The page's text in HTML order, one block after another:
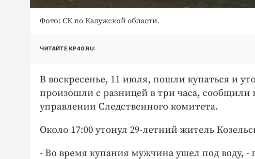
Фото: СК по Калужской области.
ЧИТАЙТЕ KP40.RU:
В воскресенье, 11 июля, пошли купаться и
произошли с разницей в три часа,
управлении Следственного комитета.
Около 17:00 утонул 29-летний житель
- Во время купания мужчина ушел под воду, -